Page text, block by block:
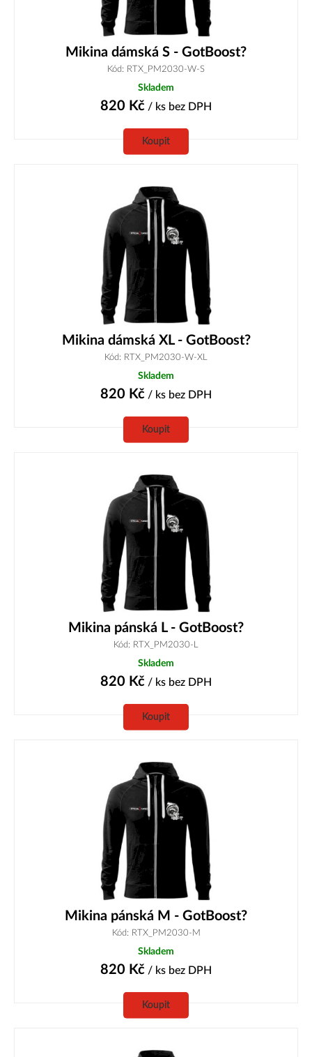
Mikina dámská S - GotBoost?
Kód: RTX_PM2030-W-S
Skladem
820 Kč / ks bez DPH
Koupit
Mikina dámská XL - GotBoost?
Kód: RTX_PM2030-W-XL
Skladem
820 Kč / ks bez DPH
Koupit
Mikina pánská L - GotBoost?
Kód: RTX_PM2030-L
Skladem
820 Kč / ks bez DPH
Koupit
Mikina pánská M - GotBoost?
Kód: RTX_PM2030-M
Skladem
820 Kč / ks bez DPH
Koupit